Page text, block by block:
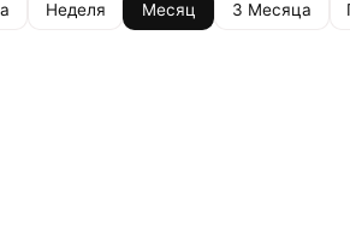
Неделя Месяц 3 Месяца